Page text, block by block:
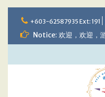
to
content
+603-62587935 Ext: 191
Notice: 欢迎，欢迎，